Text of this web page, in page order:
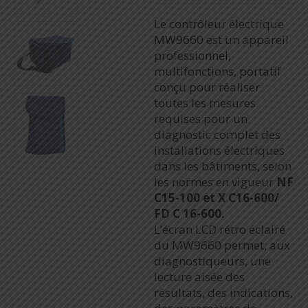
Le contrôleur électrique
MW9660 est un appareil
professionnel,
multifonctions, portatif
conçu pour réaliser
toutes les mesures
requises pour un
diagnostic complet des
installations électriques
dans les bâtiments, selon
les normes en vigueur NF
C15-100 et X C16-600/
FD C 16-600.
L’écran LCD rétro éclairé
du MW9660 permet, aux
diagnostiqueurs, une
lecture aisée des
résultats, des indications,